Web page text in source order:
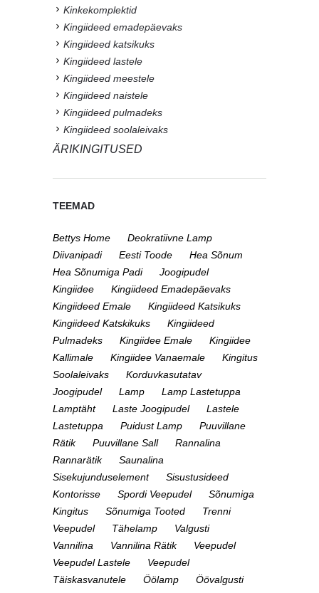
Kinkekomplektid
Kingiideed emadepäevaks
Kingiideed katsikuks
Kingiideed lastele
Kingiideed meestele
Kingiideed naistele
Kingiideed pulmadeks
Kingiideed soolaleivaks
ÄRIKINGITUSED
TEEMAD
Bettys Home
Deokratiivne Lamp
Diivanipadi
Eesti Toode
Hea Sõnum
Hea Sõnumiga Padi
Joogipudel
Kingiidee
Kingiideed Emadepäevaks
Kingiideed Emale
Kingiideed Katsikuks
Kingiideed Katskikuks
Kingiideed
Pulmadeks
Kingiidee Emale
Kingiidee
Kallimale
Kingiidee Vanaemale
Kingitus
Soolaleivaks
Korduvkasutatav
Joogipudel
Lamp
Lamp Lastetuppa
Lamptäht
Laste Joogipudel
Lastele
Lastetuppa
Puidust Lamp
Puuvillane
Rätik
Puuvillane Sall
Rannalina
Rannarätik
Saunalina
Sisekujunduselement
Sisustusideed
Kontorisse
Spordi Veepudel
Sõnumiga
Kingitus
Sõnumiga Tooted
Trenni
Veepudel
Tähelamp
Valgusti
Vannilina
Vannilina Rätik
Veepudel
Veepudel Lastele
Veepudel
Täiskasvanutele
Öölamp Öövalgusti